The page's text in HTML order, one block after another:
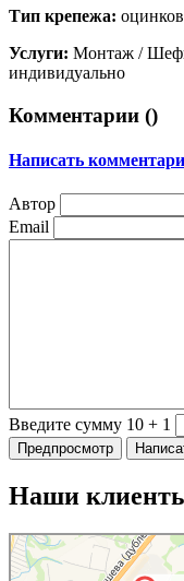
Тип крепежа:
Услуги: Монтаж /
индивидуально
Комментарии ()
Написать
Автор
Email
Введите сумму 10 + 1
Наши